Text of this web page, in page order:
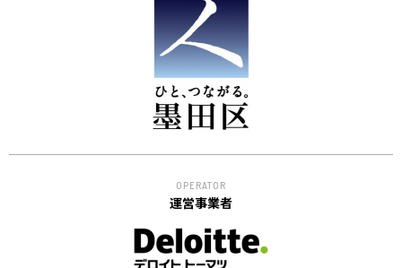
ACCELERATION
PROGRAM
アクセラレーション
プログラム
会員
メンター
OPERATOR
運営事業者